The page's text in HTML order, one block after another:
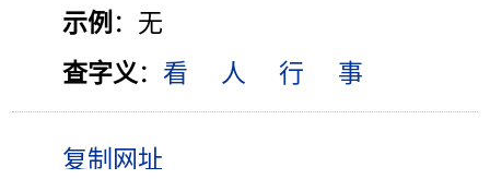
示例 ：无
查字义 ： 看 人 行 事